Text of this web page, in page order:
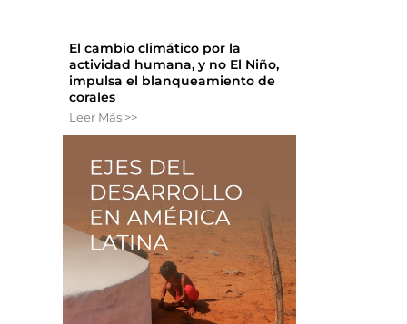
El cambio climático por la
actividad humana, y no El Niño,
impulsa el blanqueamiento de
corales
Leer Más >>